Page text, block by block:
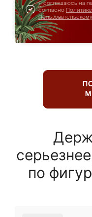
Я соглашаюсь на
согласно
по